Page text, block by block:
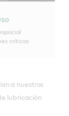
críticas
a nuestros
lubricación